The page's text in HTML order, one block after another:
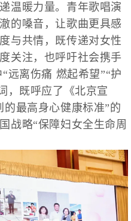
温暖力量。青年歌唱演
的嗓音，让歌曲更具感
与共情，既传递对女性
关注，也呼吁社会携手
离伤痛 燃起希望”“护
，既呼应了《北京宣
最高身心健康标准”的
战略“保障妇女全生命周